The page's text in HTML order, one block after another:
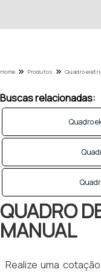
Home Produtos
Buscas relacionadas:
Quadro
QUADRO
MANUAL
Realize uma